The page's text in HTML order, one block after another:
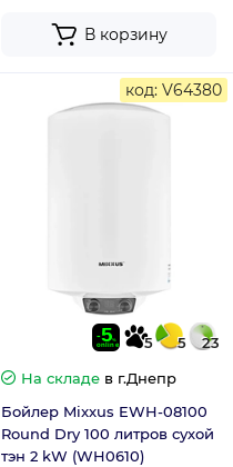
В корзину
код: V64380
5 5
23
На складе в г.Днепр
Бойлер Mixxus EWH-08100
Round Dry 100 литров сухой
тэн 2 kW (WH0610)